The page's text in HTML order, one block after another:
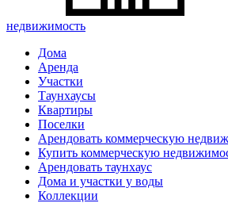
недвижимость
Дома
Аренда
Участки
Таунхаусы
Квартиры
Поселки
Арендовать коммерческую
Купить коммерческую
Арендовать таунхаус
Дома и участки у воды
Коллекции